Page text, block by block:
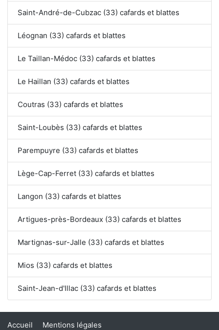
Saint-André-de-Cubzac (33) cafards et blattes
Léognan (33) cafards et blattes
Le Taillan-Médoc (33) cafards et blattes
Le Haillan (33) cafards et blattes
Coutras (33) cafards et blattes
Saint-Loubès (33) cafards et blattes
Parempuyre (33) cafards et blattes
Lège-Cap-Ferret (33) cafards et blattes
Langon (33) cafards et blattes
Artigues-près-Bordeaux (33) cafards et blattes
Martignas-sur-Jalle (33) cafards et blattes
Mios (33) cafards et blattes
Saint-Jean-d'Illac (33) cafards et blattes
Accueil Mentions légales